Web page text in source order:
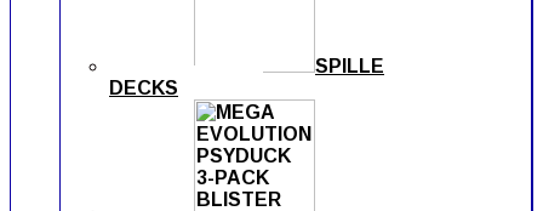
SPILLE
DECKS